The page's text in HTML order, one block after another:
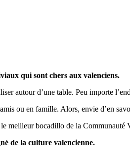
qui sont chers aux valenciens.
autour d’une table. Peu importe
ou en famille. Alors, envie d’en
meilleur bocadillo de la
de la culture valencienne.